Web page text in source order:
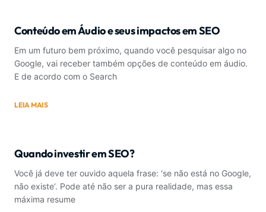
Conteúdo em Áudio e seus impactos em SEO
Em um futuro bem próximo, quando você pesquisar algo no
Google, vai receber também opções de conteúdo em áudio.
E de acordo com o Search
LEIA MAIS
Quando investir em SEO?
Você já deve ter ouvido aquela frase: ‘se não está no Google,
não existe’. Pode até não ser a pura realidade, mas essa
máxima resume